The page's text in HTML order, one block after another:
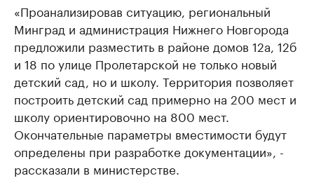
«Проанализировав ситуацию, региональный
Минград и администрация Нижнего Новгорода
предложили разместить в районе домов 12а, 12б
и 18 по улице Пролетарской не только новый
детский сад, но и школу. Территория позволяет
построить детский сад примерно на 200 мест и
школу ориентировочно на 800 мест.
Окончательные параметры вместимости будут
определены при разработке документации», -
рассказали в министерстве.